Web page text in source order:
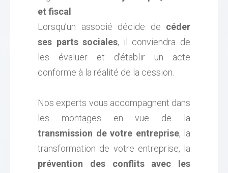
et fiscal
Lorsqu’un associé décide de céder
ses parts sociales, il conviendra de
les évaluer et d’établir un acte
conforme à la réalité de la cession.
Nos experts vous accompagnent dans
les montages en vue de la
transmission de votre entreprise, la
transformation de votre entreprise, la
prévention des conflits avec les